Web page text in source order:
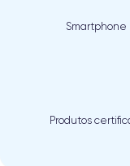
Smartphone
Produtos